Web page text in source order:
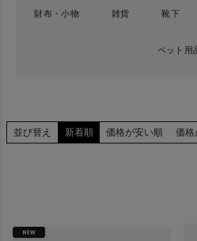
財布・小物 雑貨 靴下
ペット用
並び替え 新着順 価格が安い順 価格